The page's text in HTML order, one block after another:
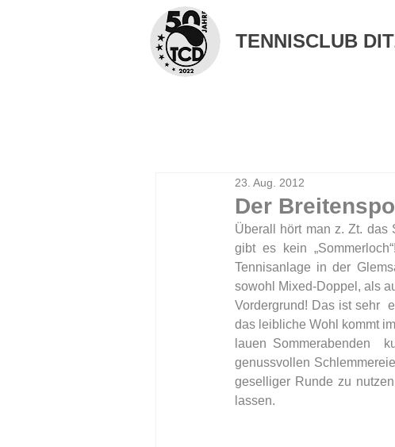
TENNISCLUB
Der
23. Aug. 2012
Überall hört man z. Zt. das
gibt es kein
Tennisanlage in der
sowohl Mixed-Doppel, als
Vordergrund! Das ist sehr
das leibliche Wohl kommt
lauen Sommerabenden
genussvollen
geselliger Runde zu
lassen.